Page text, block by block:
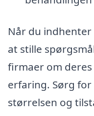
Når du
at stille
firmaer om
erfaring. Sørg
størrelsen og